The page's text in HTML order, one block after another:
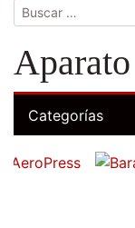
Buscar:
Categorías